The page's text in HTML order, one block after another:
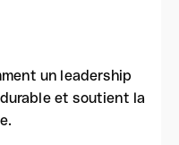
un leadership
et soutient la